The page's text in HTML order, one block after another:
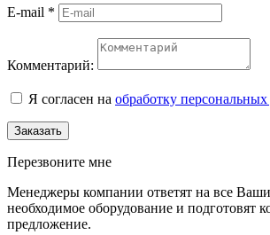
E-mail *
Комментарий:
Я согласен на обработку
Заказать
Перезвоните мне
Менеджеры компании ответят на все
необходимое оборудование и подготовят
предложение.